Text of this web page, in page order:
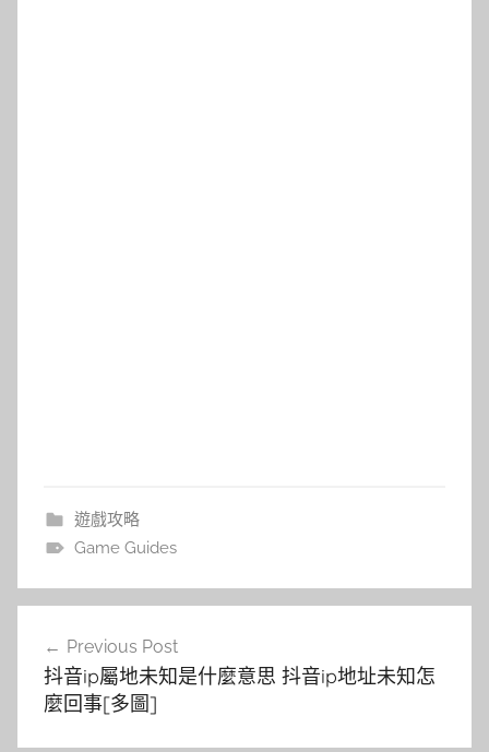
遊戲攻略
Game Guides
章
導
覽
Previous Post
抖音ip屬地未知是什麼意思 抖音ip地址未知怎
麼回事[多圖]